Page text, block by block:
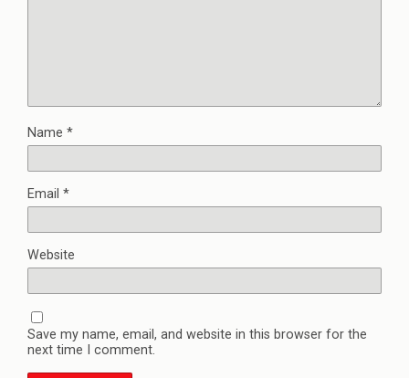
Name *
Email *
Website
Save my name, email, and website in this browser for the
next time I comment.